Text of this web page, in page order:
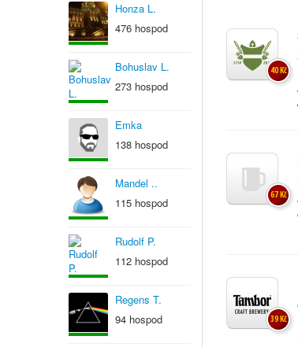
Honza L.
476 hospod
Bohuslav L.
273 hospod
Emka
138 hospod
Mandel ..
115 hospod
Rudolf P.
112 hospod
Regens T.
94 hospod
40 Kč
67 Kč
39 Kč